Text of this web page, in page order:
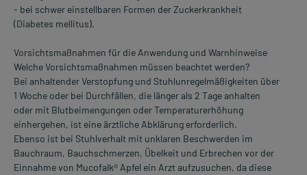
- bei schwer einstellbaren Formen der Zuckerkrankheit
(Diabetes mellitus).
Vorsichtsmaßnahmen für die Anwendung und Warnhinweise
Welche Vorsichtsmaßnahmen müssen beachtet werden?
Bei anhaltender Verstopfung und Stuhlunregelmäßigkeiten über
1 Woche oder bei Durchfällen, die länger als 2 Tage anhalten
oder mit Blutbeimengungen oder Temperaturerhöhung
einhergehen, ist eine ärztliche Abklärung erforderlich.
Ebenso ist bei Stuhlverhalt mit unklaren Beschwerden im
Bauchraum, Bauchschmerzen, Übelkeit und Erbrechen vor der
Einnahme von Mucofalk® Apfel ein Arzt aufzusuchen, da diese